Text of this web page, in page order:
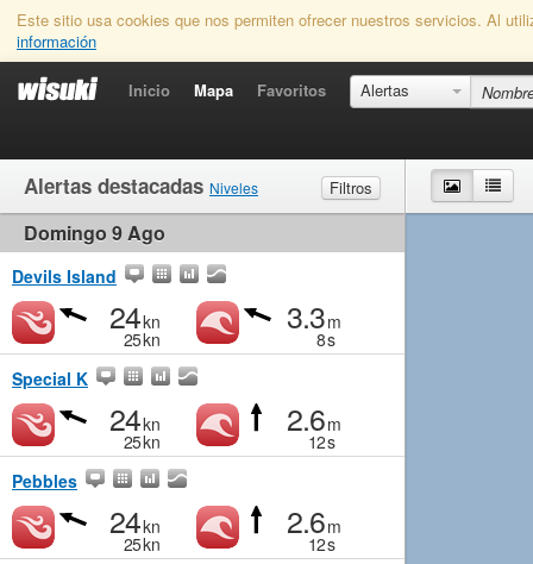
Este sitio usa cookies que nos permiten ofrecer nuestros servicios. Al
información
Inicio Mapa Favoritos Alertas
Alertas destacadas Niveles
Filtros
Viento
Olas
Domingo 9 Ago
Devils Island
24kn
25kn
3.3m
8s
Special K
24kn
25kn
2.6m
12s
Pebbles
24kn
25kn
2.6m
12s
Mapa